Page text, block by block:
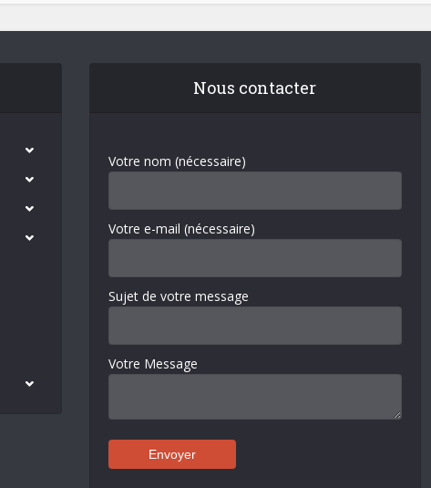
Nous contacter
Votre nom (nécessaire)
Votre e-mail (nécessaire)
Sujet de votre message
Votre Message